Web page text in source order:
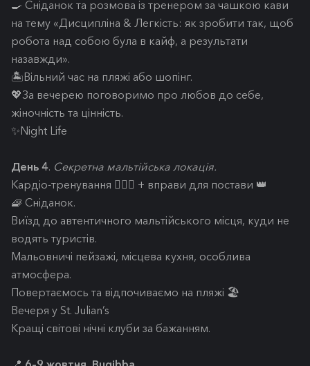
🍳 Сніданок та розмова із тренером за чашкою кави
на тему «Дисципліна & Легкість: як зробити так, щоб
робота над собою була в кайф, а результати
назавжди».
🏝️Вільний час на пляжі або шопінг.
💖За вечерею поговоримо про любов до себе,
жіночність та цінність.
✨Night Life
День 4. Секретна мальтійська локація.
Кардіо-тренування 🏃🏼‍♀️ + вправи для постави 👑
🧇 Сніданок.
Виїзд до автентичного мальтійського місця, куди не
водять туристів.
Мальовничі пейзажі, місцева кухня, особлива
атмосфера.
Повертаємось та відпочиваємо на пляжі 🏖️
Вечеря у St. Julian’s
Кращі світові нічні клуби за бажанням.